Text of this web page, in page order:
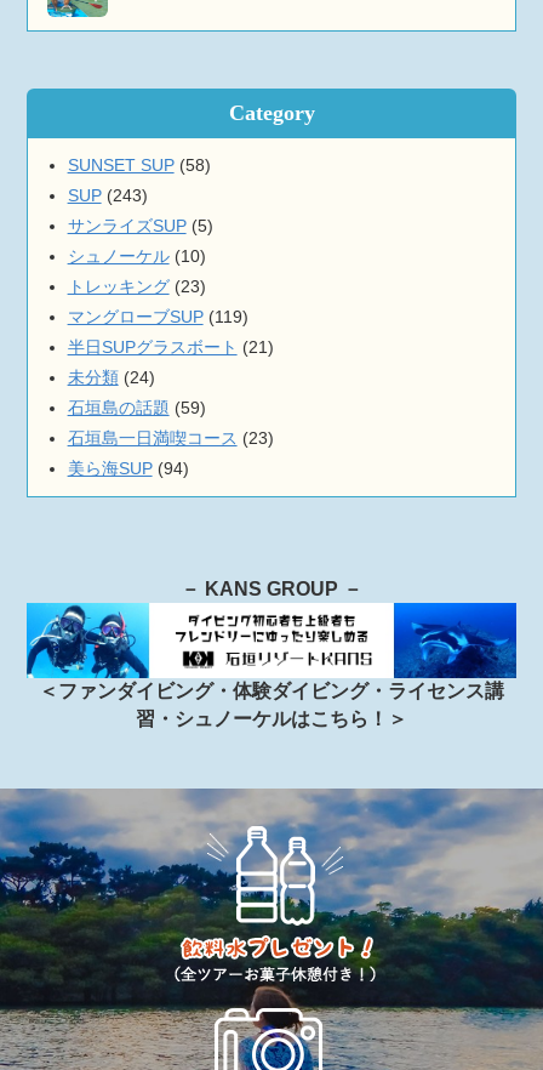
Category
SUNSET SUP(58)
SUP(243)
サンライズSUP(5)
シュノーケル(10)
トレッキング(23)
マングローブSUP(119)
半日SUPグラスボート (21)
未分類(24)
石垣島の話題 (59)
石垣島一日満喫コース (23)
美ら海SUP(94)
－ KANS GROUP －
＜ファンダイビング・体験ダイビング・ライセンス講
習・シュノーケルはこちら！＞